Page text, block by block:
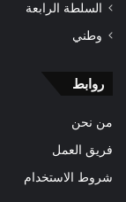
السلطة الرابعة
وطني
روابط
من نحن
فريق العمل
شروط الاستخدام